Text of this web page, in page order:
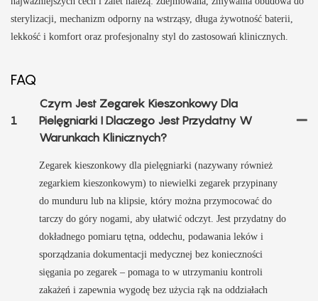
sterylizacji, mechanizm odporny na wstrząsy, długa żywotność baterii,
lekkość i komfort oraz profesjonalny styl do zastosowań klinicznych.
FAQ
1
Czym Jest Zegarek Kieszonkowy Dla
Pielęgniarki I Dlaczego Jest Przydatny W
Warunkach Klinicznych?
Zegarek kieszonkowy dla pielęgniarki (nazywany również
zegarkiem kieszonkowym) to niewielki zegarek przypinany
do munduru lub na klipsie, który można przymocować do
tarczy do góry nogami, aby ułatwić odczyt. Jest przydatny do
dokładnego pomiaru tętna, oddechu, podawania leków i
sporządzania dokumentacji medycznej bez konieczności
sięgania po zegarek – pomaga to w utrzymaniu kontroli
zakażeń i zapewnia wygodę bez użycia rąk na oddziałach